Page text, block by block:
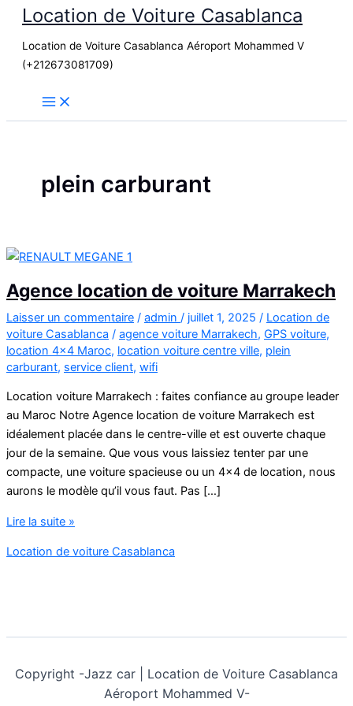
contenu
Location de Voiture Casablanca
Location de Voiture Casablanca Aéroport Mohammed V
(+212673081709)
plein carburant
Agence location de voiture Marrakech
Laisser un commentaire / admin / juillet 1, 2025 / Location de
voiture Casablanca / agence voiture Marrakech, GPS voiture,
location 4x4 Maroc, location voiture centre ville, plein
carburant, service client, wifi
Location voiture Marrakech : faites confiance au groupe leader
au Maroc Notre Agence location de voiture Marrakech est
idéalement placée dans le centre-ville et est ouverte chaque
jour de la semaine. Que vous vous laissiez tenter par une
compacte, une voiture spacieuse ou un 4×4 de location, nous
aurons le modèle qu’il vous faut. Pas […]
Agence
de
Lire la suite »
Location de voiture Casablanca
Copyright -Jazz car | Location de Voiture Casablanca
Aéroport Mohammed V-